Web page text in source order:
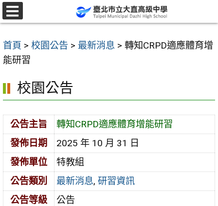
跳
至
要
內
區
首頁 > 校園公告 > 最新消息 > 轉知CRPD適應體育增
能研習
校園公告
公告主旨
轉知CRPD適應體育增能研習
發佈日期
2025 年 10 月 31 日
發佈單位
特教組
公告類別
最新消息,研習資訊
公告等級
公告
選
單